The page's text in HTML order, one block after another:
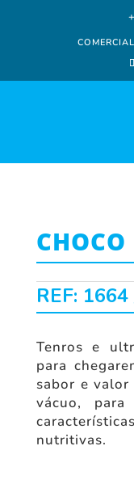
REF: 1664
Tenros e
para
sabor e
vácuo,
nutritivas.